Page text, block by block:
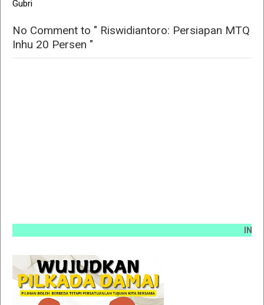
Gubri
No Comment to " Riswidiantoro: Persiapan MTQ
Inhu 20 Persen "
INFO